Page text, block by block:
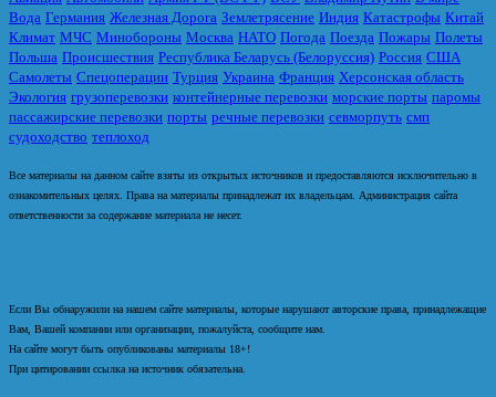
Вода Германия Железная Дорога Землетрясение Индия Катастрофы Китай
Климат МЧС Минобороны Москва НАТО Погода Поезда Пожары Полеты
Польша Происшествия Республика Беларусь (Белоруссия) Россия США
Самолеты Спецоперации Турция Украина Франция Херсонская область
Экология грузоперевозки контейнерные перевозки морские порты паромы
пассажирские перевозки порты речные перевозки севморпуть смп
судоходство теплоход
Все материалы на данном сайте взяты из открытых источников и предоставляются исключительно в
ознакомительных целях. Права на материалы принадлежат их владельцам. Администрация сайта
ответственности за содержание материала не несет.
Если Вы обнаружили на нашем сайте материалы, которые нарушают авторские права, принадлежащие
Вам, Вашей компании или организации, пожалуйста, сообщите нам.
На сайте могут быть опубликованы материалы 18+!
При цитировании ссылка на источник обязательна.